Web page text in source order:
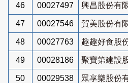
46 00027497 興昌股份有
47 00027546 賀美股份有
48 00027763 趣趣好食股
49 00028186 聚寶第建設
50 00029538
眾享樂股份